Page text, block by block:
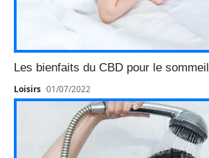
Les bienfaits du CBD pour le sommeil
Loisirs 01/07/2022